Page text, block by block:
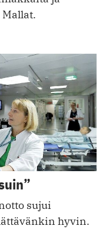
sujui
hyvin.